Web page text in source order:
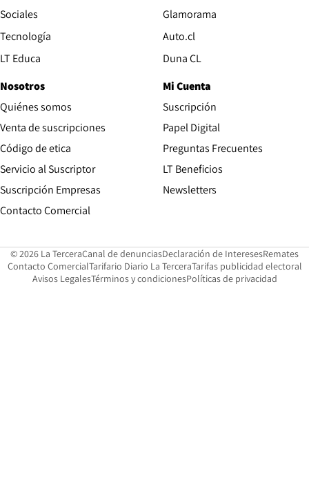
Sociales
Tecnología
LT Educa
Glamorama
Auto.cl
Duna CL
Nosotros
Quiénes somos
Venta de suscripciones
Código de etica Opens in new window
Servicio al Suscriptor
Suscripción Empresas
Contacto Comercial
Mi Cuenta
Suscripción
Papel Digital
Preguntas Frecuentes
LT Beneficios
Newsletters
© 2026 La TerceraCanal de denunciasOpens in new window
Declaración de InteresesOpens in
Remates
Contacto ComercialOpens in new window
Tarifario Diario La TerceraOpens in new window
Tarifas publicidad electoral
Avisos LegalesOpens in new window
Términos y condicionesPolíticas de privacidad